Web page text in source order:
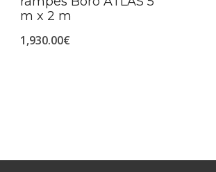
m x 2 m
1,930.00€